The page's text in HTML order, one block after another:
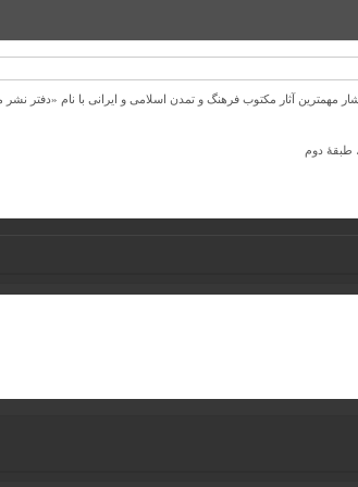
مصححان و احیا و انتشار مهمترین آثار مكتوب فرهنگ و تمدن اسلامی و ایرانی با